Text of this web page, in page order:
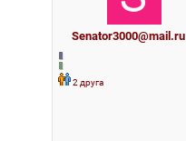
Senator3000@mail.ru
2 друга